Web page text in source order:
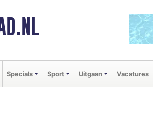
Specials Sport Uitgaan Vacatures